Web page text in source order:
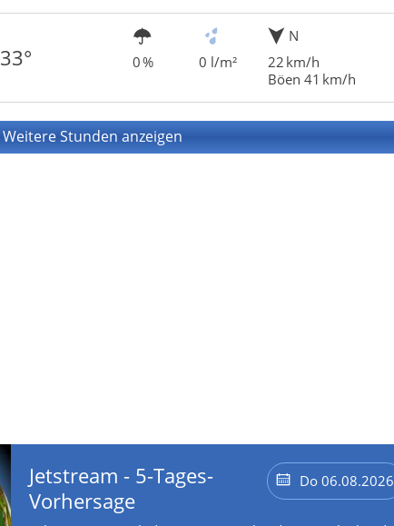
33° 0 % 0 l/m²
N
22 km/h
Böen 41 km/h
Weitere Stunden anzeigen
Do 06.08.2026
Jetstream - 5-Tages-
Vorhersage